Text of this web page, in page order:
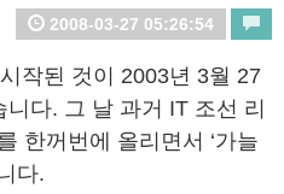
2008-03-27 05:26:54
작된 것이 2003년 3월 27
다. 그 날 과거 IT 조선 리
한꺼번에 올리면서 ‘가늘
다.